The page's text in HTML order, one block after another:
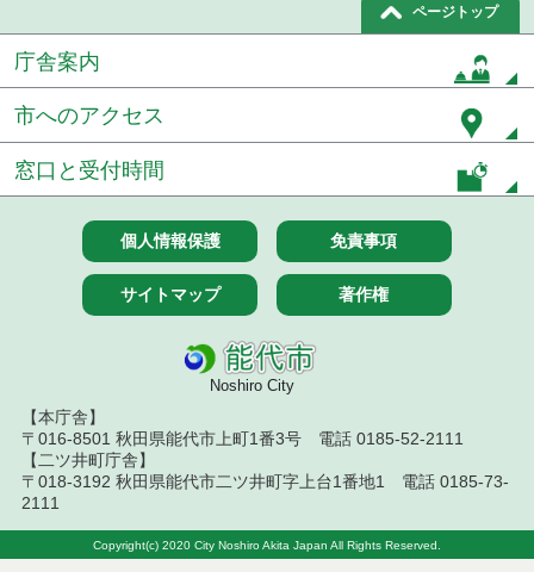
令和８年７月１7日執行 工事入札結果（条件付一般
競争入札）
結果
７月１４日公告開始 建設工事（条件付一般競争入
札）（電子入札）
７月１４日公告開始 建設コンサルタント等（条件
付一般競争入札）（電子入札）
令和８年７月１４日執行 建設コンサルタント等入
札結果（条件付一般競争入札）
令和８年７月１０日執行 物品（応募型入札等）結
令和８年７月１０日執行 委託・賃貸借等入札結果
ページトップ
庁舎案内
市へのアクセス
窓口と受付時間
個人情報保護 免責事項
サイトマップ 著作権
Noshiro City
【本庁舎】
〒016-8501 秋田県能代市上町1番3号 電話 0185-52-2111
【二ツ井町庁舎】
〒018-3192 秋田県能代市二ツ井町字上台1番地1 電話 0185-73-
2111
Copyright(c) 2020 City Noshiro Akita Japan All Rights Reserved.